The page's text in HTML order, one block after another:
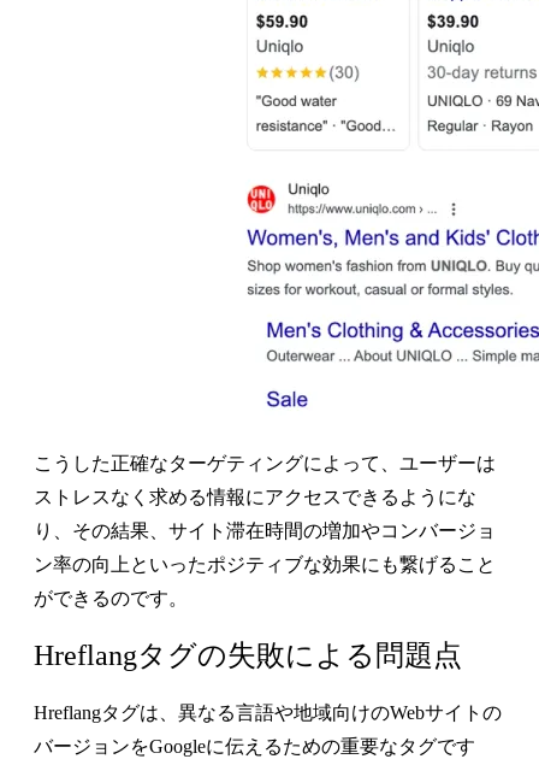
こうした正確なターゲティングによって、ユーザーは
ストレスなく求める情報にアクセスできるようにな
り、その結果、サイト滞在時間の増加やコンバージョ
ン率の向上といったポジティブな効果にも繋げること
ができるのです。
Hreflangタグの失敗による問題点
Hreflangタグは、異なる言語や地域向けのWebサイトの
バージョンをGoogleに伝えるための重要なタグです